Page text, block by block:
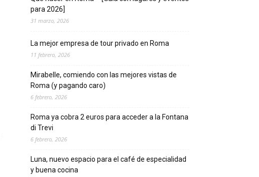
para 2026]
31 marzo, 2026
La mejor empresa de tour privado en Roma
11 febrero, 2026
Mirabelle, comiendo con las mejores vistas de
Roma (y pagando caro)
6 febrero, 2026
Roma ya cobra 2 euros para acceder a la Fontana
di Trevi
6 febrero, 2026
Luna, nuevo espacio para el café de especialidad
y buena cocina